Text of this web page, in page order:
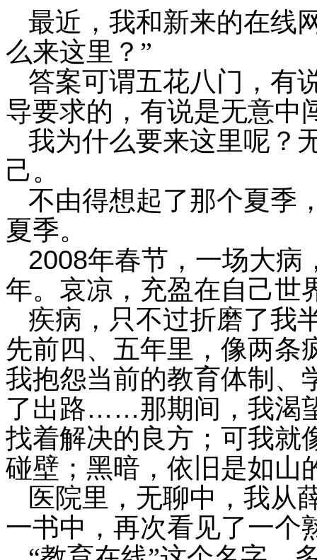
最近，我和新来的在线
么来这里？”
答案可谓五花八门，有
导要求的，有说是无意中
我为什么要来这里呢？
己。
不由得想起了那个夏季
夏季。
2008年春节，一场大病
年。哀凉，充盈在自己世
疾病，只不过折磨了我
先前四、五年里，像两条
我抱怨当前的教育体制、
了出路……那期间，我渴
找着解决的良方；可我就
碰壁；黑暗，依旧是如山
医院里，无聊中，我从
一书中，再次看见了一个